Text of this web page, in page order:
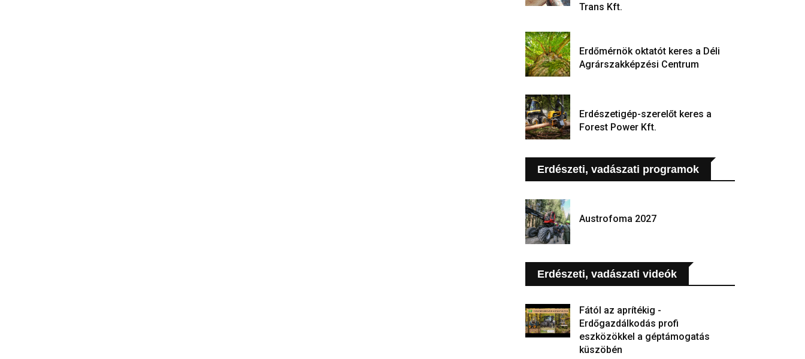
Trans Kft.
Erdőmérnök oktatót keres a Déli
Agrárszakképzési Centrum
Erdészetigép-szerelőt keres a
Forest Power Kft.
Erdészeti, vadászati programok
Austrofoma 2027
Erdészeti, vadászati videók
Fától az aprítékig -
Erdőgazdálkodás profi
eszközökkel a géptámogatás
küszöbén